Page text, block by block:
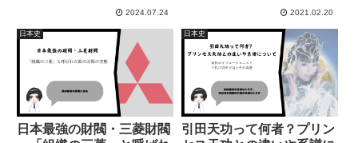
2024.07.24 2021.02.20
日本史
日本最強の財閥・三菱財閥
日本史
引田天功って何者？プリン